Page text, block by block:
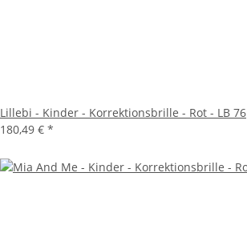
Lillebi - Kinder - Korrektionsbrille - Rot - LB 76
180,49 € *